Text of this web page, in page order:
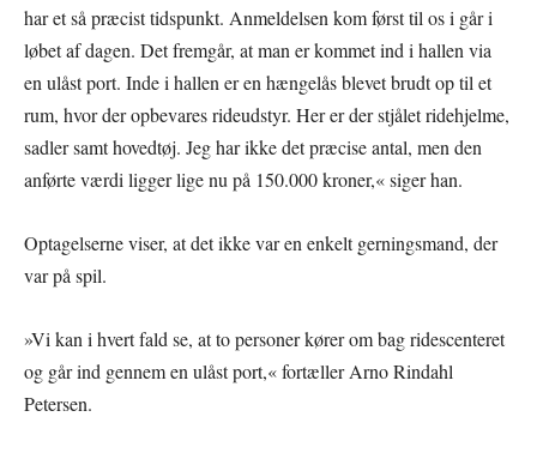
har et så præcist tidspunkt. Anmeldelsen kom først til os i går i
løbet af dagen. Det fremgår, at man er kommet ind i hallen via
en ulåst port. Inde i hallen er en hængelås blevet brudt op til et
rum, hvor der opbevares rideudstyr. Her er der stjålet ridehjelme,
sadler samt hovedtøj. Jeg har ikke det præcise antal, men den
anførte værdi ligger lige nu på 150.000 kroner,« siger han.
Optagelserne viser, at det ikke var en enkelt gerningsmand, der
var på spil.
»Vi kan i hvert fald se, at to personer kører om bag ridescenteret
og går ind gennem en ulåst port,« fortæller Arno Rindahl
Petersen.